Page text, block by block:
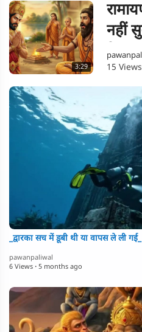
3:29
नहीं
के
15 Views
_द्वारका सच में डूबी थी या वापस ले ली
pawanpaliwal
6 Views · 5 months ago